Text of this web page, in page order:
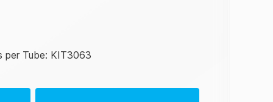
per Tube: KIT3063